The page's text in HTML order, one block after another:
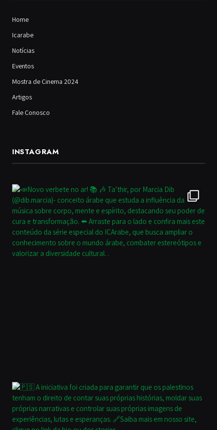
Home
Icarabe
Notícias
Eventos
Mostra de Cinema 2024
Artigos
Fale Conosco
INSTAGRAM